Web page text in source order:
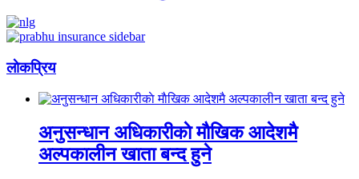
लाेकप्रिय
अनुसन्धान अधिकारीकाे माैखिक आदेशमै
अल्पकालीन खाता बन्द हुने